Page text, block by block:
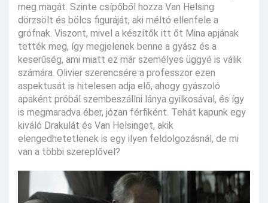
meg magát. Szinte csípőből hozza Van Helsing
dörzsölt és bölcs figuráját, aki méltó ellenfele a
grófnak. Viszont, mivel a készítők itt őt Mina apjának
tették meg, így megjelenek benne a gyász és a
keserűség, ami miatt ez már személyes üggyé is válik
számára. Olivier szerencsére a professzor ezen
aspektusát is hitelesen adja elő, ahogy gyászoló
apaként próbál szembeszállni lánya gyilkosával, és így
is megmaradva éber, józan férfiként. Tehát kapunk egy
kiváló Drakulát és Van Helsinget, akik
elengedhetetlenek is egy ilyen feldolgozásnál, de mi
van a többi szereplővel?